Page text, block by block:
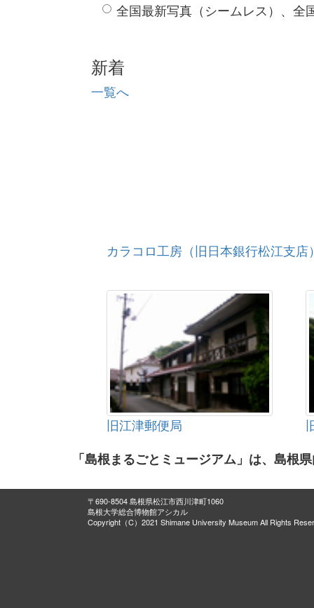
全国最新写真（シームレス）、全
新着
一覧へ
カラコロ工房（旧日本銀行松江支店
旧江津郵便局
「島根まるごとミュージアム」は、島根
〒690-8504 島根県松江市西川津町1060
島根大学総合博物館アシカル
Copyright（C）2021 Shimane University Museum All Rights